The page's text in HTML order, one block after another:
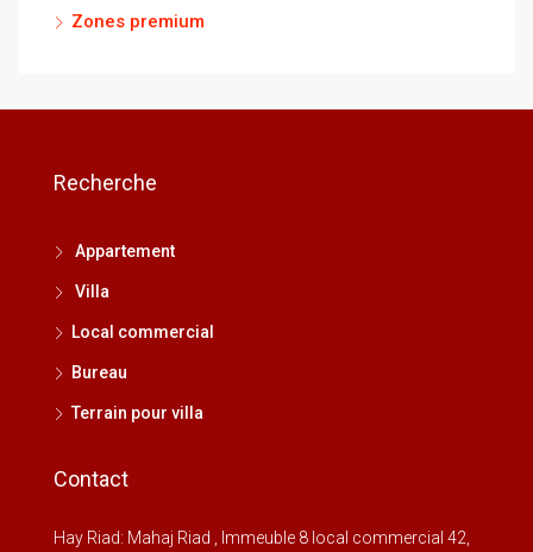
Zones premium
Recherche
Appartement
Villa
Local commercial
Bureau
Terrain pour villa
Contact
Hay Riad: Mahaj Riad , Immeuble 8 local commercial 42,